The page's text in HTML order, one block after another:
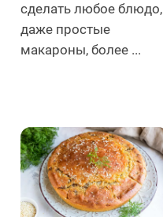
сделать любое блюдо,
даже простые
макароны, более ...